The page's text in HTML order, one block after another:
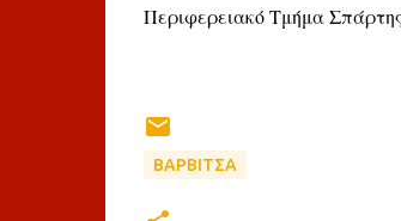
Περιφερειακό Τμήμα
ΒΑΡΒΙΤΣΑ